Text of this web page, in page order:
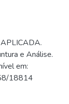
e Análise.
em:
18814